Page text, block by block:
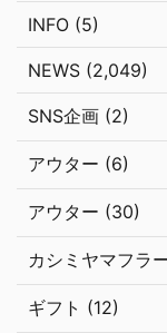
INFO (5)
NEWS (2,049)
SNS企画 (2)
アウター (6)
アウター (30)
カシミヤマフラ
ギフト (12)